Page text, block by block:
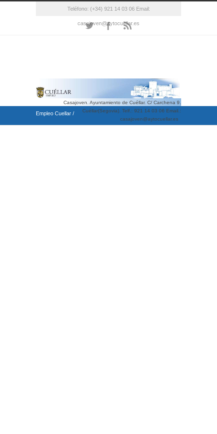
Teléfono: (+34) 921 14 03 06 Email:
casajoven@aytocuellar.es
Casajoven. Ayuntamiento de Cuéllar. C/ Carchena 9.
Cuéllar(Segovia). Telf.: 921 14 03 06 Email.:
casajoven@aytocuellar.es
Empleo Cuellar /